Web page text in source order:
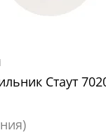
Стаут